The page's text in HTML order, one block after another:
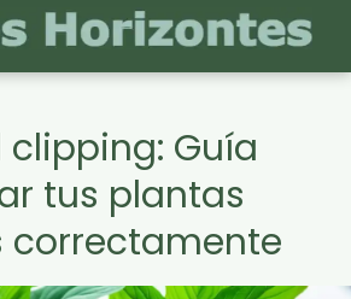
clipping: Guía
tus plantas
correctamente